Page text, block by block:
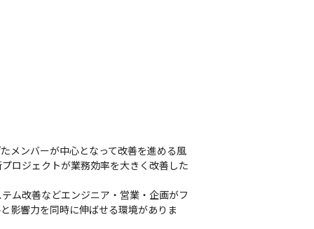
メンバーが中心となって改善を進める風
ロジェクトが業務効率を大きく改善した
ム改善などエンジニア・営業・企画がフ
影響力を同時に伸ばせる環境がありま